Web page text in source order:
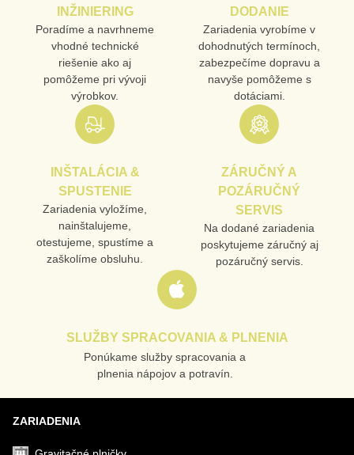
INŽINIERING
Poradíme a navrhneme
vhodné technické
riešenie ako aj
pomôžeme pri vývoji
výrobkov.
DODANIE
Zariadenia vyrobíme v
dohodnutých termínoch,
zabezpečíme dopravu a
navyše pomôžeme s
dotáciami.
INŠTALÁCIA &
SPUSTENIE
Zariadenia vyložíme,
nainštalujeme,
otestujeme, spustíme a
zaškolíme obsluhu.
ZÁRUČNÝ A
POZÁRUČNÝ
SERVIS
Na dodané zariadenia
poskytujeme záručný aj
pozáručný servis.
SLUŽBY SPRACOVANIA & PLNENIA
Ponúkame služby spracovania a
plnenia nápojov a potravín.
ZARIADENIA